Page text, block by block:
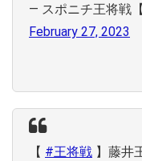
— スポニチ王将戦
February 27, 2023
【 #王将戦 】藤井